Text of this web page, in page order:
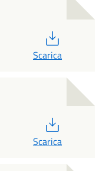
Scarica
Scarica